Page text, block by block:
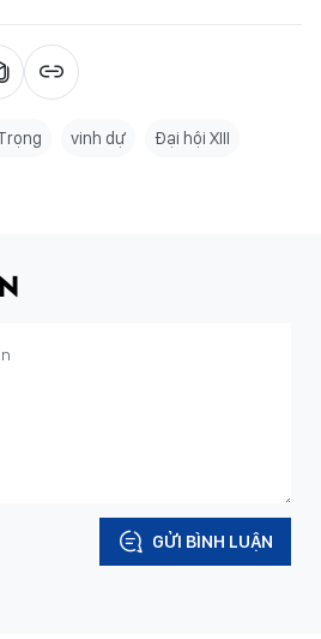
vinh dự Đại hội XIII
GỬI BÌNH LUẬN